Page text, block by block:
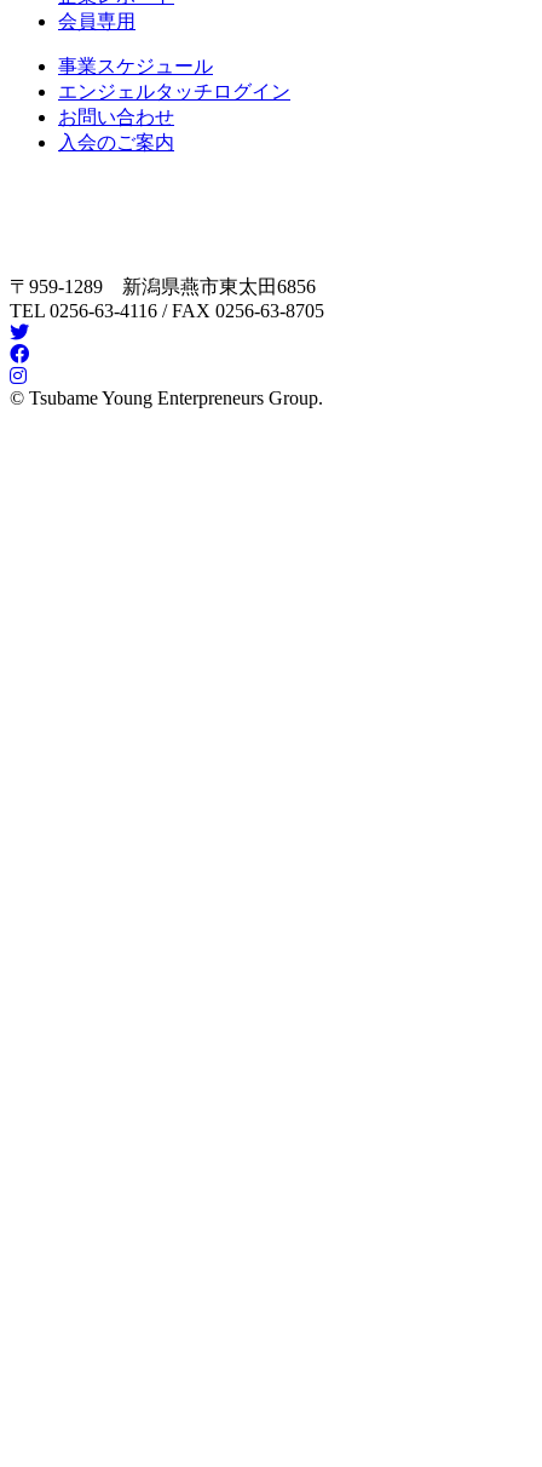
会員専用
事業スケジュール
エンジェルタッチログイン
お問い合わせ
入会のご案内
〒959-1289 新潟県燕市東太田6856
TEL 0256-63-4116 / FAX 0256-63-8705
© Tsubame Young Enterpreneurs Group.